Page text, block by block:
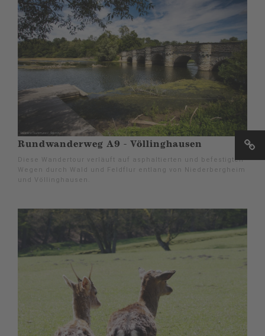
Rundwanderweg A9 - Völlinghausen
Diese Wandertour verläuft auf asphaltierten und befestigten
Wegen durch Wald und Feldflur entlang von Niederbergheim
und Völlinghausen.